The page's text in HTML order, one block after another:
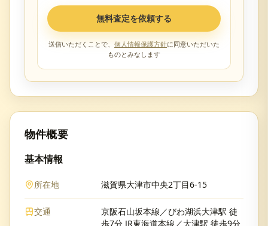
無料査定を依頼する
送信いただくことで、 個人情報保護方針に同意いただいた
ものとみなします
物件概要
基本情報
所在地 滋賀県大津市中央2丁目6-15
交通
京阪石山坂本線／びわ湖浜大津駅 徒
歩7分 JR東海道本線／大津駅 徒歩9分